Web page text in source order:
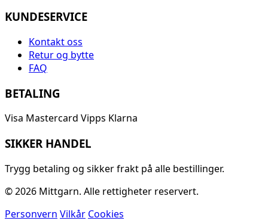
KUNDESERVICE
Kontakt oss
Retur og bytte
FAQ
BETALING
Visa Mastercard Vipps Klarna
SIKKER HANDEL
Trygg betaling og sikker frakt på alle bestillinger.
© 2026 Mittgarn. Alle rettigheter reservert.
Personvern Vilkår Cookies